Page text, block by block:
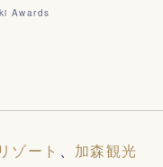
Awards
ゾート 、 加森観光